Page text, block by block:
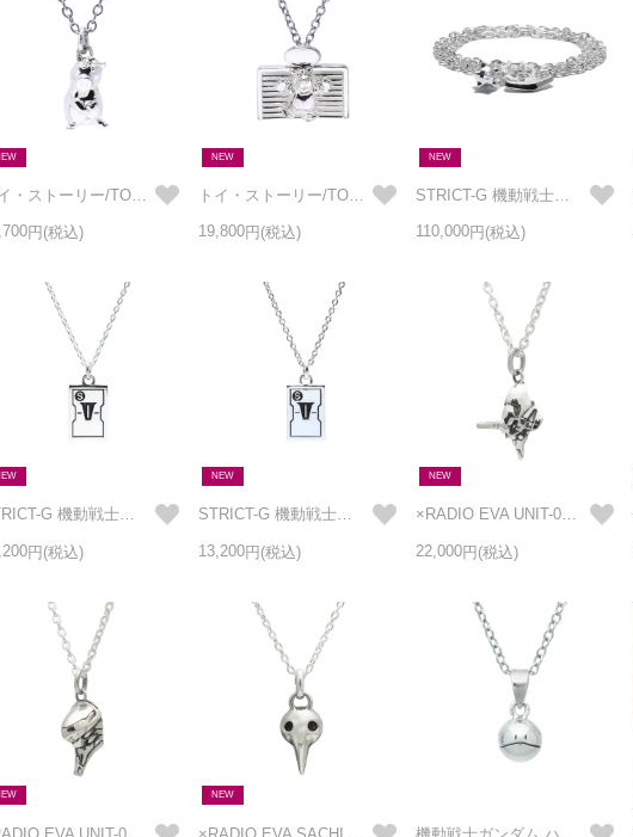
トイ・ストーリー/TOYSTORY ハムネックレス SILVER925
NEW
トイ・ストーリー/TOYSTORY ロッツォネックレス SILVER925
19,800
NEW
STRICT-G 機動戦士ガンダム ガンダムハンマー 3巻きブレスレット & ネックレス SILVER
110,000
STRICT-G 機動戦士ガンダム V作戦 ネックレス SILVER925
NEW
STRICT-G 機動戦士ガンダム V作戦 ネックレス BRASS
13,200
NEW
×RADIO EVA UNIT-01（初号機） フェイス ネックレス
22,000
NEW